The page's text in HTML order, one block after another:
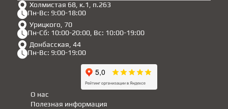
Холмистая 68, к.1, п.263
Пн-Вс: 9:00-18:00
Урицкого, 70
Пн-Сб: 10:00-20:00, Вс: 10:00-19:00
Донбасская, 44
Пн-Вс: 9:00-19:00
Полезная информация
О нас